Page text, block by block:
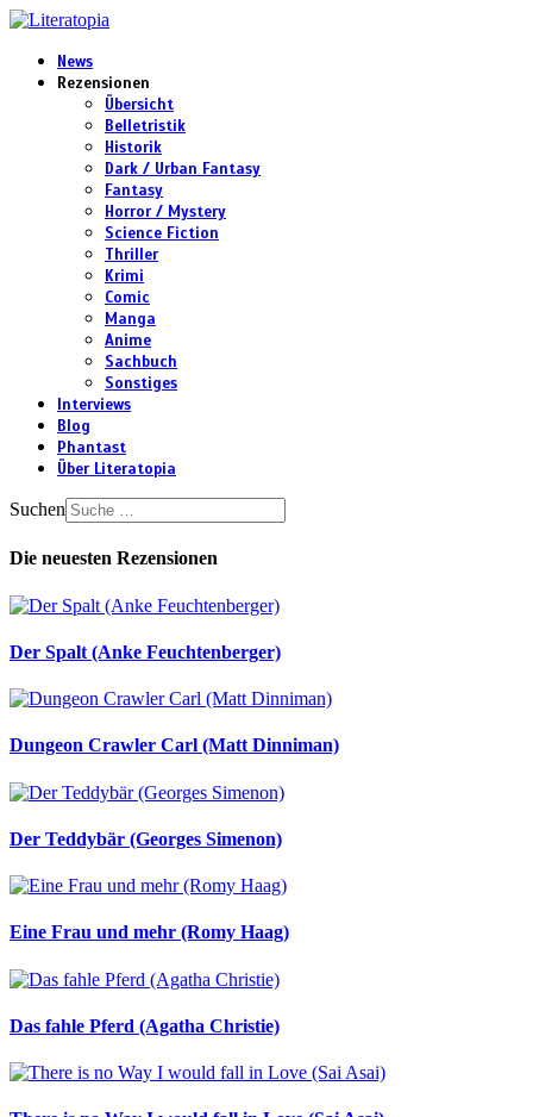
News
Rezensionen
Übersicht
Belletristik
Historik
Dark / Urban Fantasy
Fantasy
Horror / Mystery
Science Fiction
Thriller
Krimi
Comic
Manga
Anime
Sachbuch
Sonstiges
Interviews
Blog
Phantast
Über Literatopia
Suchen
Die neuesten Rezensionen
Der Spalt (Anke Feuchtenberger)
Dungeon Crawler Carl (Matt Dinniman)
Der Teddybär (Georges Simenon)
Eine Frau und mehr (Romy Haag)
Das fahle Pferd (Agatha Christie)